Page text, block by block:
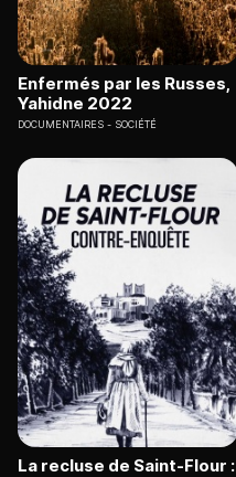
Enfermés par les Russes,
Yahidne 2022
DOCUMENTAIRES SOCIÉTÉ
La recluse de Saint-Flour :